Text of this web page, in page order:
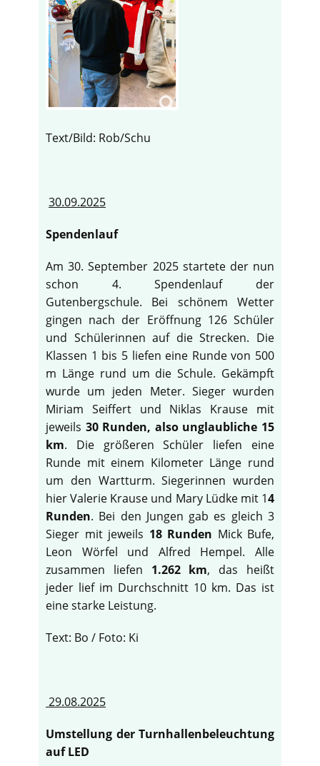
Text/Bild: Rob/Schu
30.09.2025
Spendenlauf
Am 30. September 2025 startete der nun
schon 4. Spendenlauf der
Gutenbergschule. Bei schönem Wetter
gingen nach der Eröffnung 126 Schüler
und Schülerinnen auf die Strecken. Die
Klassen 1 bis 5 liefen eine Runde von 500
m Länge rund um die Schule. Gekämpft
wurde um jeden Meter. Sieger wurden
Miriam Seiffert und Niklas Krause mit
jeweils 30 Runden, also unglaubliche 15
km. Die größeren Schüler liefen eine
Runde mit einem Kilometer Länge rund
um den Wartturm. Siegerinnen wurden
hier Valerie Krause und Mary Lüdke mit 14
Runden. Bei den Jungen gab es gleich 3
Sieger mit jeweils 18 Runden Mick Bufe,
Leon Wörfel und Alfred Hempel. Alle
zusammen liefen 1.262 km, das heißt
jeder lief im Durchschnitt 10 km. Das ist
eine starke Leistung.
Text: Bo / Foto: Ki
29.08.2025
Umstellung der Turnhallenbeleuchtung
auf LED